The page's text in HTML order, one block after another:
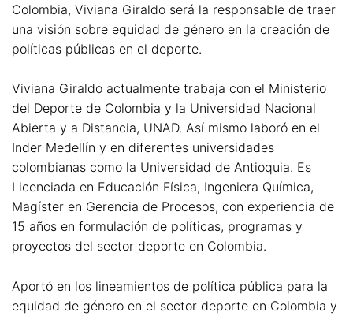
Colombia, Viviana Giraldo será la responsable de traer
una visión sobre equidad de género en la creación de
políticas públicas en el deporte.
Viviana Giraldo actualmente trabaja con el Ministerio
del Deporte de Colombia y la Universidad Nacional
Abierta y a Distancia, UNAD. Así mismo laboró en el
Inder Medellín y en diferentes universidades
colombianas como la Universidad de Antioquia. Es
Licenciada en Educación Física, Ingeniera Química,
Magíster en Gerencia de Procesos, con experiencia de
15 años en formulación de políticas, programas y
proyectos del sector deporte en Colombia.
Aportó en los lineamientos de política pública para la
equidad de género en el sector deporte en Colombia y